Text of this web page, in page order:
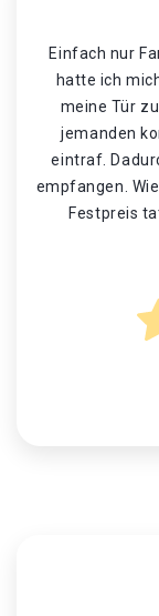
Einfach nur
hatte ich
meine Tür
jemanden
eintraf.
empfangen.
Festpreis